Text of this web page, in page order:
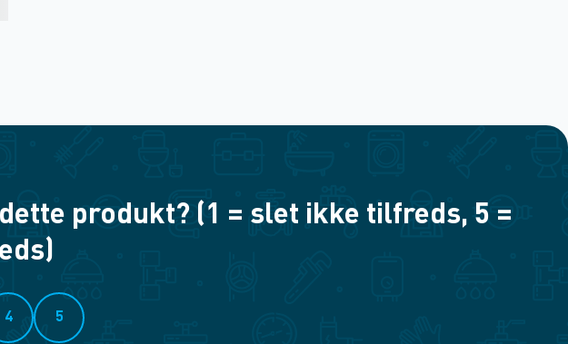
produkt? (1 = slet ikke tilfreds, 5 =
4 5